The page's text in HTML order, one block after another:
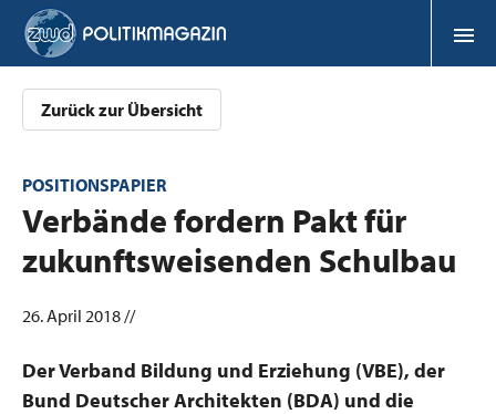
Zurück zur Übersicht
POSITIONSPAPIER
:Verbände fordern Pakt für
zukunftsweisenden Schulbau
26. April 2018 //
Der Verband Bildung und Erziehung (VBE), der
Bund Deutscher Architekten (BDA) und die